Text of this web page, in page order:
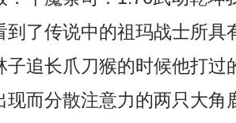
到了传说中的祖玛战士所具
子追长爪刀猴的时候他打
现而分散注意力的两只大角